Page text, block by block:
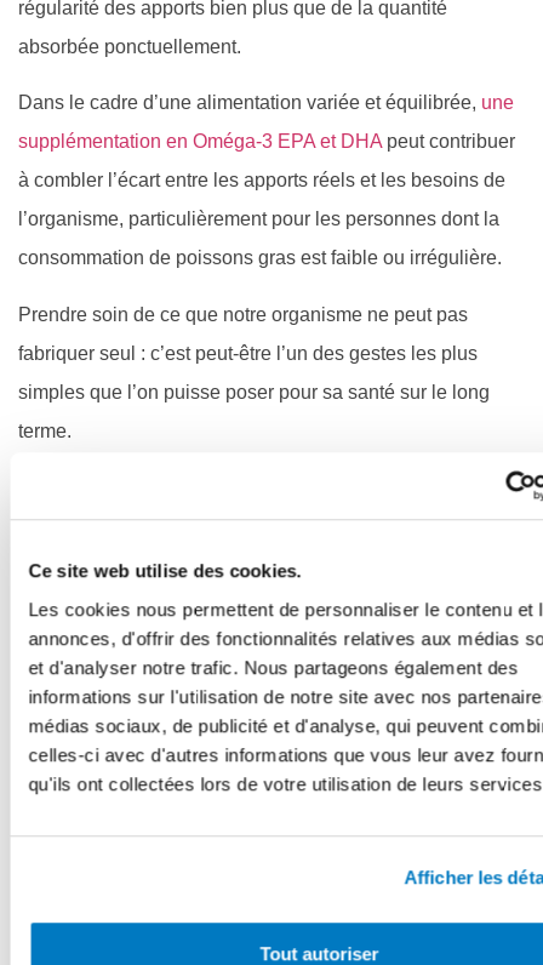
Ce site web utilise des cookies.
Les cookies nous permettent de personnaliser le contenu et
annonces, d'offrir des fonctionnalités relatives aux médias
et d'analyser notre trafic. Nous partageons également des
informations sur l'utilisation de notre site avec nos
médias sociaux, de publicité et d'analyse, qui peuvent
celles-ci avec d'autres informations que vous leur avez
qu'ils ont collectées lors de votre utilisation de leurs
Afficher les
Tout autoriser
régularité des apports bien plus que de la quantité
absorbée ponctuellement.
Dans le cadre d’une alimentation variée et équilibrée, une
supplémentation en Oméga-3 EPA et DHA peut contribuer
à combler l’écart entre les apports réels et les besoins de
l’organisme, particulièrement pour les personnes dont la
consommation de poissons gras est faible ou irrégulière.
Prendre soin de ce que notre organisme ne peut pas
fabriquer seul : c’est peut-être l’un des gestes les plus
simples que l’on puisse poser pour sa santé sur le long
terme.